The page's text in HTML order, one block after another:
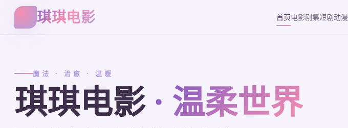
琪琪电影 首页电影剧集短剧动漫
魔法 · 治愈 · 温暖
琪琪电影 · 温柔世界